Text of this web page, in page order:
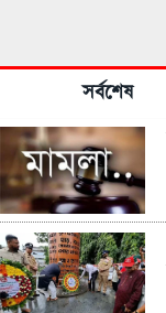
সর্বশেষ